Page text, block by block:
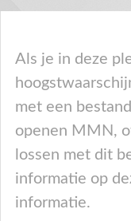
Als je in deze
met een
openen MMN,
lossen met dit
informatie op
informatie.